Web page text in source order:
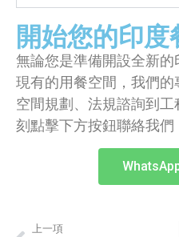
開始您的印度
無論您是準備開設全新
現有的用餐空間，我們
空間規劃、法規諮詢到
刻點擊下方按鈕聯絡我們
上一項